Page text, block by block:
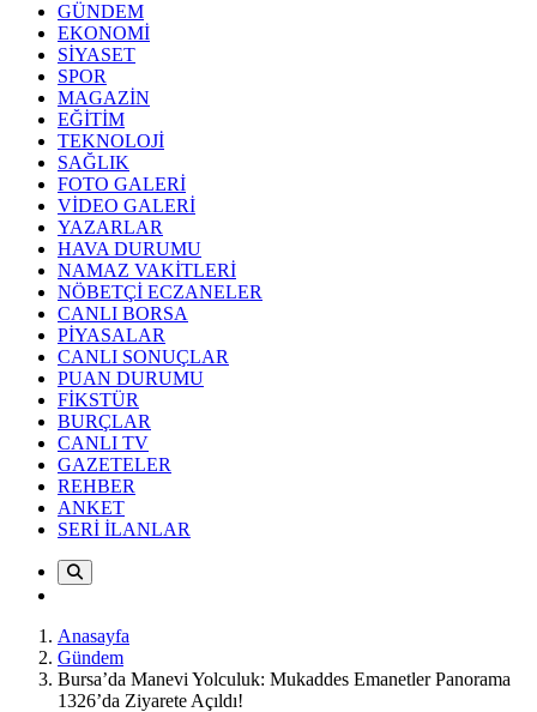
GÜNDEM
EKONOMİ
SİYASET
SPOR
MAGAZİN
EĞİTİM
TEKNOLOJİ
SAĞLIK
FOTO GALERİ
VİDEO GALERİ
YAZARLAR
HAVA DURUMU
NAMAZ VAKİTLERİ
NÖBETÇİ ECZANELER
CANLI BORSA
PİYASALAR
CANLI SONUÇLAR
PUAN DURUMU
FİKSTÜR
BURÇLAR
CANLI TV
GAZETELER
REHBER
ANKET
SERİ İLANLAR
Anasayfa
Gündem
Bursa’da Manevi Yolculuk: Mukaddes Emanetler Panorama
1326’da Ziyarete Açıldı!